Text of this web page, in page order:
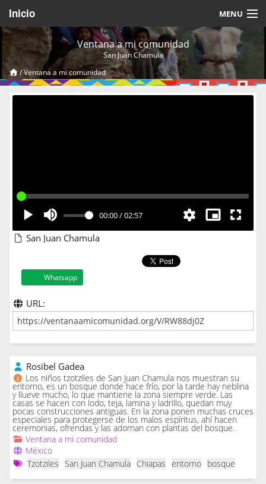
Inicio MENU
Acerca de
Videos Temáticos
Cerrar Sesión
Ventana a mi comunidad
San Juan Chamula
/Ventana a mi comunidad
00:00/02:57
San Juan Chamula
Whatsapp
URL:
Rosibel Gadea
Los niños tzotziles de San Juan Chamula nos muestran su
entorno, es un bosque donde hace frío, por la tarde hay neblina
y llueve mucho, lo que mantiene la zona siempre verde. Las
casas se hacen con lodo, teja, lamina y ladrillo, quedan muy
pocas construcciones antiguas. En la zona ponen muchas cruces
especiales para protegerse de los malos espíritus, ahí hacen
ceremonias, ofrendas y las adornan con plantas del bosque.
Ventana a mi comunidad
México
Tzotziles
San Juan Chamula Chiapas entorno bosque